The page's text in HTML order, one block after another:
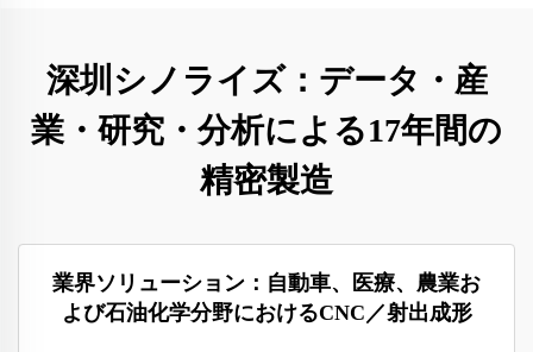
深圳シノライズ：データ・産
業・研究・分析による17年間の
精密製造
業界ソリューション：自動車、医療、農業お
よび石油化学分野におけるCNC／射出成形